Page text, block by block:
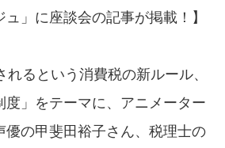
ュ」に座談会の記事が掲載！】
るという消費税の新ルール、
度」をテーマに、アニメーター
優の甲斐田裕子さん、税理士の